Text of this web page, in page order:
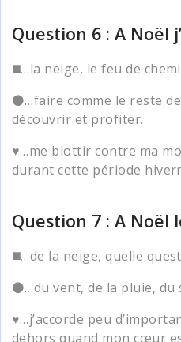
Question 6 : A Noël
◼️…la neige, le feu de
⚫…faire comme le reste de
découvrir et profiter.
♥️…me blottir contre ma
durant cette période
Question 7 : A Noël
◼️…de la neige, quelle
⚫…du vent, de la pluie, du
♥️…j’accorde peu
dehors quand mon cœur